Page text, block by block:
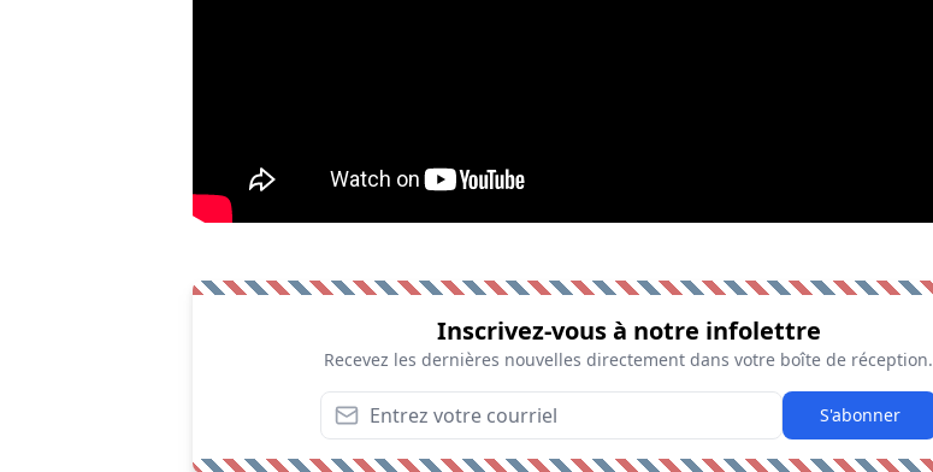
Inscrivez-vous à notre infolettre
Recevez les dernières nouvelles directement dans votre boîte de réception.
S'abonner